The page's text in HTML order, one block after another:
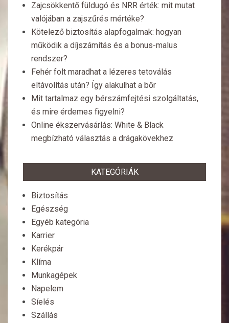
Zajcsökkentő füldugó és NRR érték: mit mutat
valójában a zajszűrés mértéke?
Kötelező biztosítás alapfogalmak: hogyan
működik a díjszámítás és a bonus-malus
rendszer?
Fehér folt maradhat a lézeres tetoválás
eltávolítás után? Így alakulhat a bőr
Mit tartalmaz egy bérszámfejtési szolgáltatás,
és mire érdemes figyelni?
Online ékszervásárlás: White & Black
megbízható választás a drágakövekhez
KATEGÓRIÁK
Biztosítás
Egészség
Egyéb kategória
Karrier
Kerékpár
Klíma
Munkagépek
Napelem
Síelés
Szállás